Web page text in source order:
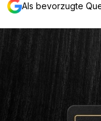
Als bevorzugte